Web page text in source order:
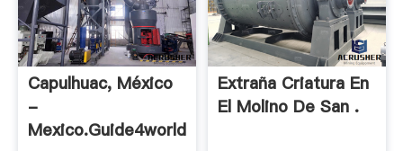
Capulhuac, México
-
Mexico.guide4world
Extraña Criatura En
El Molino De San .